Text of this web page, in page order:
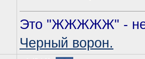
Это "ЖЖЖЖЖ" -
Черный ворон.